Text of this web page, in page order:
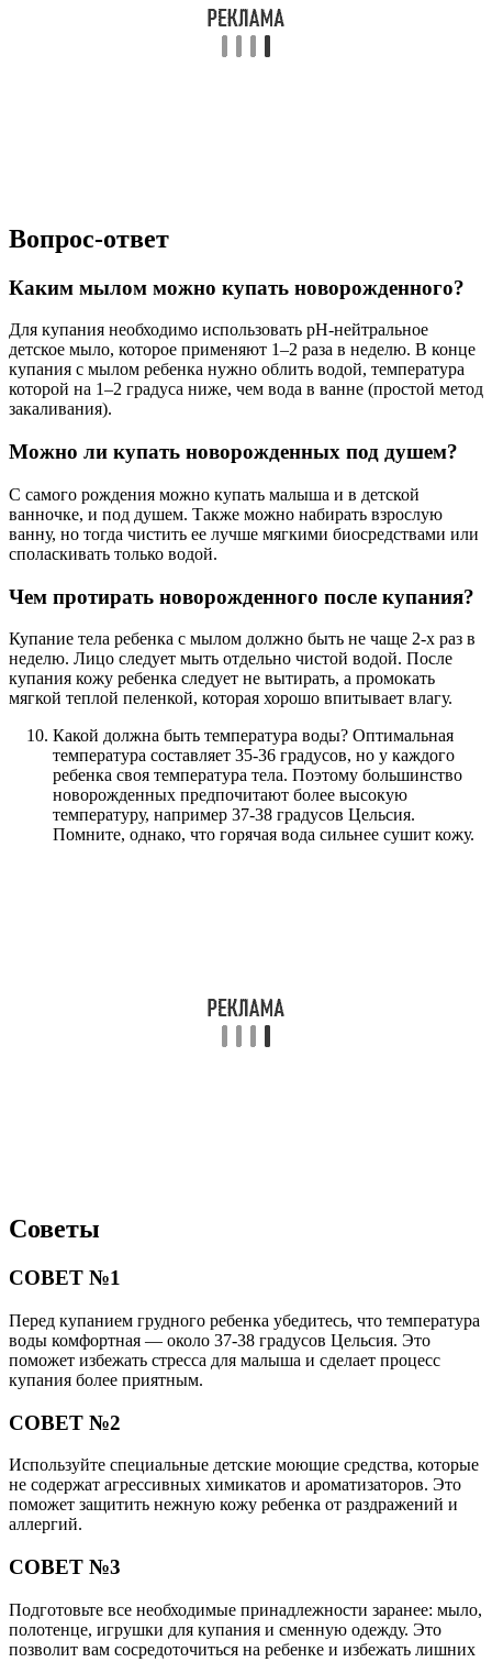
Вопрос-ответ
Каким мылом можно купать новорожденного?
Для купания необходимо использовать рН-нейтральное
детское мыло, которое применяют 1–2 раза в неделю. В конце
купания с мылом ребенка нужно облить водой, температура
которой на 1–2 градуса ниже, чем вода в ванне (простой метод
закаливания).
Можно ли купать новорожденных под душем?
С самого рождения можно купать малыша и в детской
ванночке, и под душем. Также можно набирать взрослую
ванну, но тогда чистить ее лучше мягкими биосредствами или
споласкивать только водой.
Чем протирать новорожденного после купания?
Купание тела ребенка с мылом должно быть не чаще 2-х раз в
неделю. Лицо следует мыть отдельно чистой водой. После
купания кожу ребенка следует не вытирать, а промокать
мягкой теплой пеленкой, которая хорошо впитывает влагу.
Какой должна быть температура воды? Оптимальная
температура составляет 35-36 градусов, но у каждого
ребенка своя температура тела. Поэтому большинство
новорожденных предпочитают более высокую
температуру, например 37-38 градусов Цельсия.
Помните, однако, что горячая вода сильнее сушит кожу.
Советы
СОВЕТ №1
Перед купанием грудного ребенка убедитесь, что температура
воды комфортная — около 37-38 градусов Цельсия. Это
поможет избежать стресса для малыша и сделает процесс
купания более приятным.
СОВЕТ №2
Используйте специальные детские моющие средства, которые
не содержат агрессивных химикатов и ароматизаторов. Это
поможет защитить нежную кожу ребенка от раздражений и
аллергий.
СОВЕТ №3
Подготовьте все необходимые принадлежности заранее: мыло,
полотенце, игрушки для купания и сменную одежду. Это
позволит вам сосредоточиться на ребенке и избежать лишних